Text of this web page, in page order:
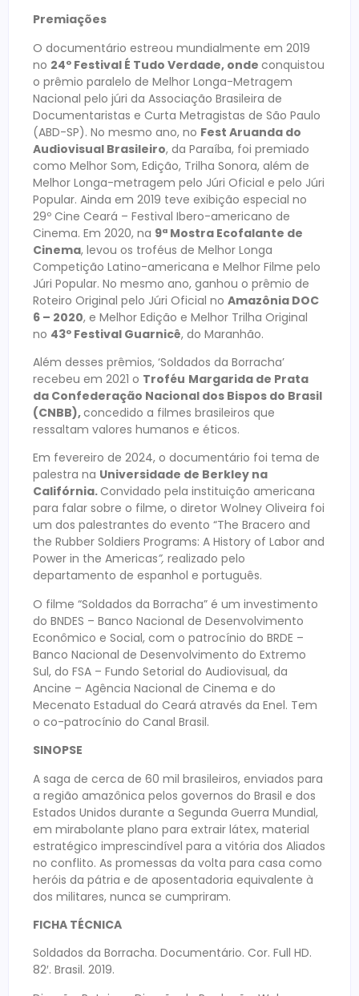
Premiações
O documentário estreou mundialmente em 2019
no 24º Festival É Tudo Verdade, onde conquistou
o prêmio paralelo de Melhor Longa-Metragem
Nacional pelo júri da Associação Brasileira de
Documentaristas e Curta Metragistas de São Paulo
(ABD-SP). No mesmo ano, no Fest Aruanda do
Audiovisual Brasileiro, da Paraíba, foi premiado
como Melhor Som, Edição, Trilha Sonora, além de
Melhor Longa-metragem pelo Júri Oficial e pelo Júri
Popular. Ainda em 2019 teve exibição especial no
29º Cine Ceará – Festival Ibero-americano de
Cinema. Em 2020, na 9ª Mostra Ecofalante de
Cinema, levou os troféus de Melhor Longa
Competição Latino-americana e Melhor Filme pelo
Júri Popular. No mesmo ano, ganhou o prêmio de
Roteiro Original pelo Júri Oficial no Amazônia DOC
6 – 2020, e Melhor Edição e Melhor Trilha Original
no 43º Festival Guarnicê, do Maranhão.
Além desses prêmios, ‘Soldados da Borracha’
recebeu em 2021 o Troféu Margarida de Prata
da Confederação Nacional dos Bispos do Brasil
(CNBB),concedido a filmes brasileiros que
ressaltam valores humanos e éticos.
Em fevereiro de 2024, o documentário foi tema de
palestra na Universidade de Berkley na
Califórnia.Convidado pela instituição americana
para falar sobre o filme, o diretor Wolney Oliveira foi
um dos palestrantes do evento “The Bracero and
the Rubber Soldiers Programs: A History of Labor and
Power in the Americas”, realizado pelo
departamento de espanhol e português.
O filme “Soldados da Borracha” é um investimento
do BNDES – Banco Nacional de Desenvolvimento
Econômico e Social, com o patrocínio do BRDE –
Banco Nacional de Desenvolvimento do Extremo
Sul, do FSA – Fundo Setorial do Audiovisual, da
Ancine – Agência Nacional de Cinema e do
Mecenato Estadual do Ceará através da Enel. Tem
o co-patrocínio do Canal Brasil.
SINOPSE
A saga de cerca de 60 mil brasileiros, enviados para
a região amazônica pelos governos do Brasil e dos
Estados Unidos durante a Segunda Guerra Mundial,
em mirabolante plano para extrair látex, material
estratégico imprescindível para a vitória dos Aliados
no conflito. As promessas da volta para casa como
heróis da pátria e de aposentadoria equivalente à
dos militares, nunca se cumpriram.
FICHA TÉCNICA
Soldados da Borracha. Documentário. Cor. Full HD.
82′. Brasil. 2019.